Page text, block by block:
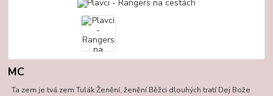
MC
Ta zem je tvá zem Tulák Ženění, ženění Běžci dlouhých tratí Dej Bože